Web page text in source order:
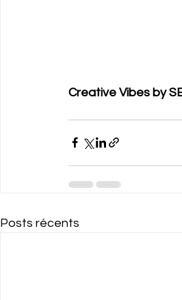
Creative Vibes by
Posts récents